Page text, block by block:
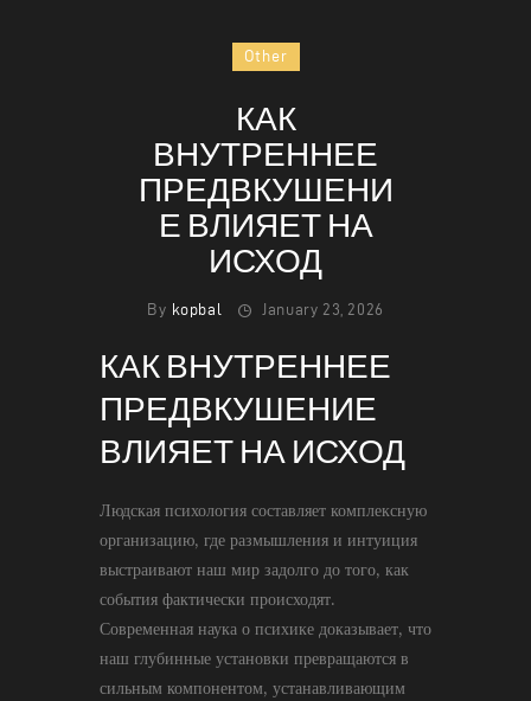
ABOUT
Other
КАК
ВНУТРЕННЕЕ
ПРЕДВКУШЕНИ
Е ВЛИЯЕТ НА
ИСХОД
By kopbal January 23, 2026
КАК ВНУТРЕННЕЕ
ПРЕДВКУШЕНИЕ
ВЛИЯЕТ НА ИСХОД
Людская психология составляет комплексную
организацию, где размышления и интуиция
выстраивают наш мир задолго до того, как
события фактически происходят.
Современная наука о психике доказывает, что
наш глубинные установки превращаются в
сильным компонентом, устанавливающим